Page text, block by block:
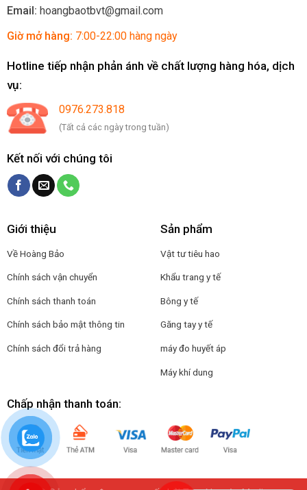
Email: hoangbaotbvt@gmail.com
Giờ mở hàng: 7:00-22:00 hàng ngày
Hotline tiếp nhận phản ánh về chất lượng hàng hóa, dịch
vụ:
0976.273.818
(Tất cả các ngày trong tuần)
Kết nối với chúng tôi
Giới thiệu
Về Hoàng Bảo
Chính sách vận chuyển
Chính sách thanh toán
Chính sách bảo mật thông tin
Chính sách đổi trả hàng
Sản phẩm
Vật tư tiêu hao
Khẩu trang y tế
Bông y tế
Găng tay y tế
máy đo huyết áp
Máy khí dung
Chấp nhận thanh toán: